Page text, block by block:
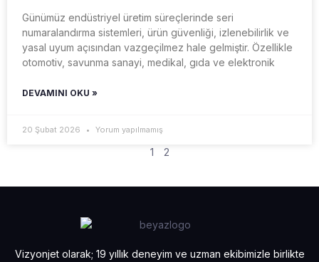
Günümüz endüstriyel üretim süreçlerinde seri
numaralandırma sistemleri, ürün güvenliği, izlenebilirlik ve
yasal uyum açısından vazgeçilmez hale gelmiştir. Özellikle
otomotiv, savunma sanayi, medikal, gıda ve elektronik
DEVAMINI OKU »
20 Şubat 2026 Yorum yapılmamış
1 2
Vizyonjet olarak; 19 yıllık deneyim ve uzman ekibimizle birlikte